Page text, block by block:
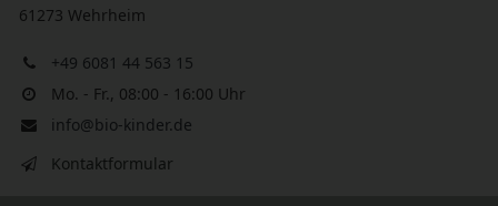
61273 Wehrheim
+49 6081 44 563 15
Mo. - Fr., 08:00 - 16:00 Uhr
info@bio-kinder.de
Kontaktformular